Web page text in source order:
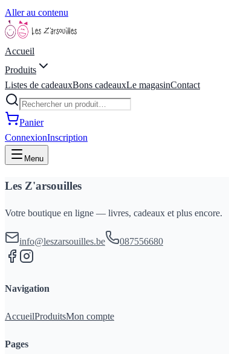
Aller au contenu
Accueil
Produits
Listes de cadeauxBons cadeauxLe magasinContact
Panier
ConnexionInscription
Menu
Les Z'arsouilles
Votre boutique en ligne — livres, cadeaux et plus encore.
info@leszarsouilles.be 087556680
Navigation
AccueilProduitsMon compte
Pages